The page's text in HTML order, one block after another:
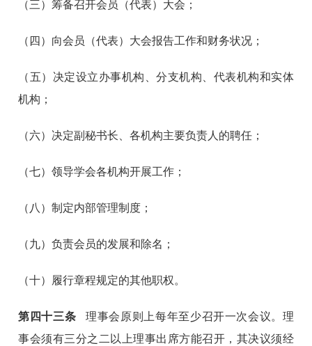
（三）筹备召开会员（代表）大会；
（四）向会员（代表）大会报告工作和财务状况；
（五）决定设立办事机构、分支机构、代表机构和实体
机构；
（六）决定副秘书长、各机构主要负责人的聘任；
（七）领导学会各机构开展工作；
（八）制定内部管理制度；
（九）负责会员的发展和除名；
（十）履行章程规定的其他职权。
第 四十三条 理事会原则上每年至少召开一次会议。理
事会须有三分之二以上理事出席方能召开，其决议须经